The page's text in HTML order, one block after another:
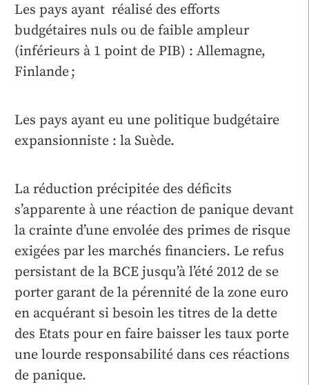
Les pays ayant réalisé des efforts
budgétaires nuls ou de faible ampleur
(inférieurs à 1 point de PIB) : Allemagne,
Finlande ;
Les pays ayant eu une politique budgétaire
expansionniste : la Suède.
La réduction précipitée des déficits
s’apparente à une réaction de panique devant
la crainte d’une envolée des primes de risque
exigées par les marchés financiers. Le refus
persistant de la BCE jusqu’à l’été 2012 de se
porter garant de la pérennité de la zone euro
en acquérant si besoin les titres de la dette
des Etats pour en faire baisser les taux porte
une lourde responsabilité dans ces réactions
de panique.